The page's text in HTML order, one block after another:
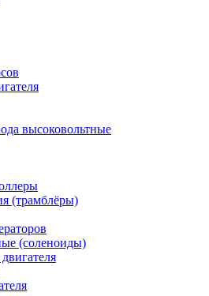
высоковольтные
(трамблёры)
(соленоиды)